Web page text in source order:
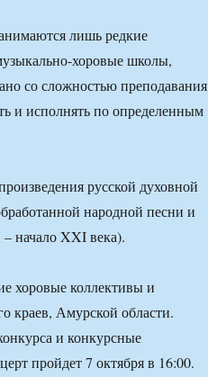
лишь редкие
хоровые школы,
со сложностью преподавания
и исполнять по определенным
русской духовной
народной песни и
начало XXI века).
хоровые коллективы и
краев, Амурской области.
и конкурсные
пройдет 7 октября в 16:00.